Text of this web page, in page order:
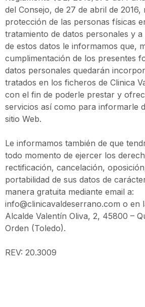
del Consejo, de 27 de abril de 2016,
protección de las personas físicas
tratamiento de datos personales y
de estos datos le informamos que,
cumplimentación de los presentes
datos personales quedarán
tratados en los ficheros de Clinica
con el fin de poderle prestar y
servicios así como para informarle
sitio Web.
Le informamos también de que
todo momento de ejercer los
rectificación, cancelación,
portabilidad de sus datos de
manera gratuita mediante email a:
info@clinicavaldeserrano.com o en
Alcalde Valentín Oliva, 2, 45800 –
Orden (Toledo).
REV: 20.3009